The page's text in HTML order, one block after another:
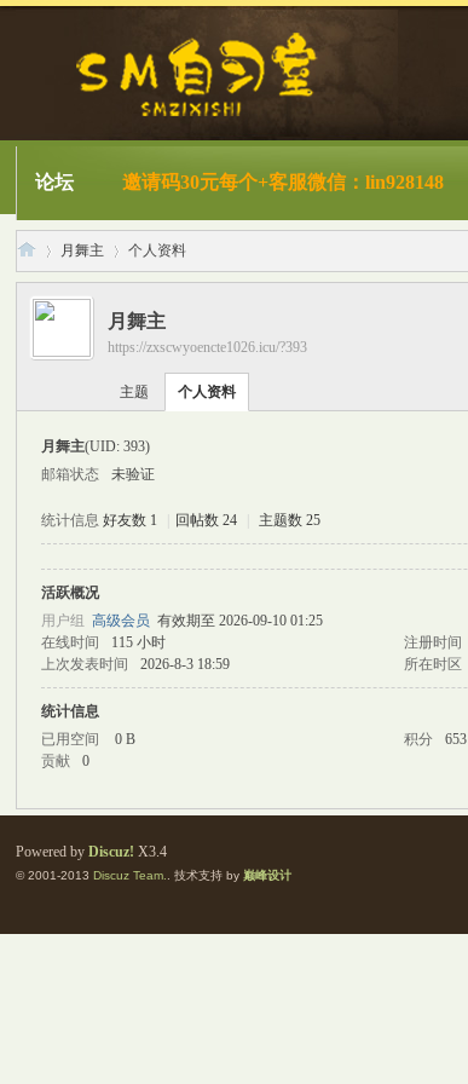
论坛 邀请码30元每个+客服微信：lin928148
›
月舞主
›
个人资料
月舞主
https://zxscwyoencte1026.icu/?393
主题 个人资料
月舞主(UID: 393)
邮箱状态
未验证
统计信息 好友数 1 回帖数 24 主题数 25
活跃概况
用户组高级会员 有效期至 2026-09-10 01:25
在线时间
115 小时 注册时间
上次发表时间
2026-8-3 18:59 所在时区
统计信息
已用空间
0 B 积分 653
贡献
0
Powered byDiscuz! X3.4
© 2001-2013Discuz Team. . 技术支持 by巅峰设计